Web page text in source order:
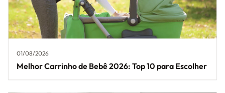
01/08/2026
Melhor Carrinho de Bebê 2026: Top 10 para Escolher